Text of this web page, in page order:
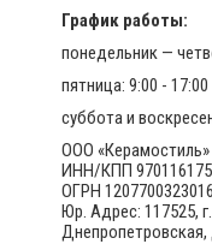
График работы:
понедельник —
пятница: 9:00 - 17:00
суббота и
ООО «Керамостиль»
ИНН/КПП
ОГРН 1207700323016
Юр. Адрес: 117525,